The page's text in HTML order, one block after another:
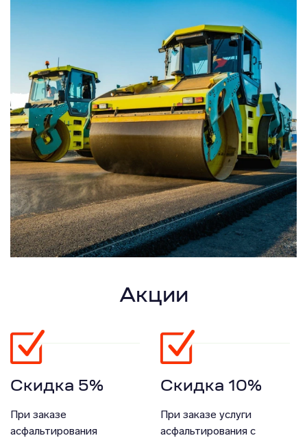
Акции
Скидка 5%
При заказе
асфальтирования
Скидка 10%
При заказе услуги
асфальтирования с